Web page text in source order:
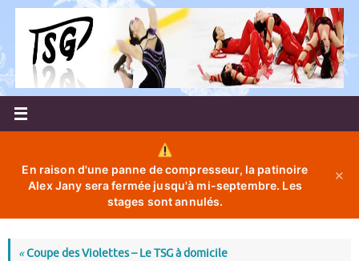
Passer
contenu
En raison d'une panne de compresseur, la patinoire
Alex Jany sera fermée jusqu'à mi-septembre. Les
stages sont annulés.
✕
«Coupe des Violettes – Le TSG à domicile